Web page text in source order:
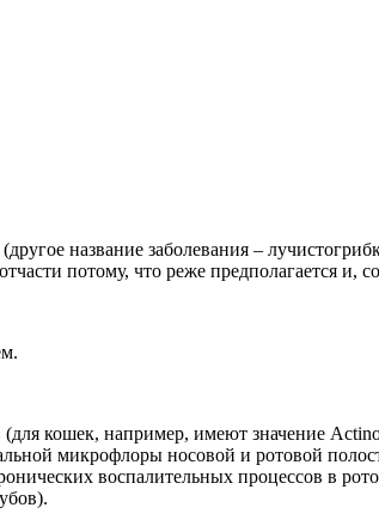
название заболевания –
потому, что реже предполагается и,
кошек, например, имеют значение
микрофлоры носовой и ротовой
воспалительных процессов в